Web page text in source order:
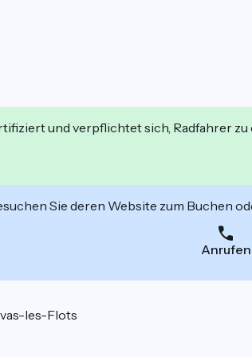
und verpflichtet sich, Radfahrer zu
Sie deren Website zum Buchen
Anrufen
les-Flots